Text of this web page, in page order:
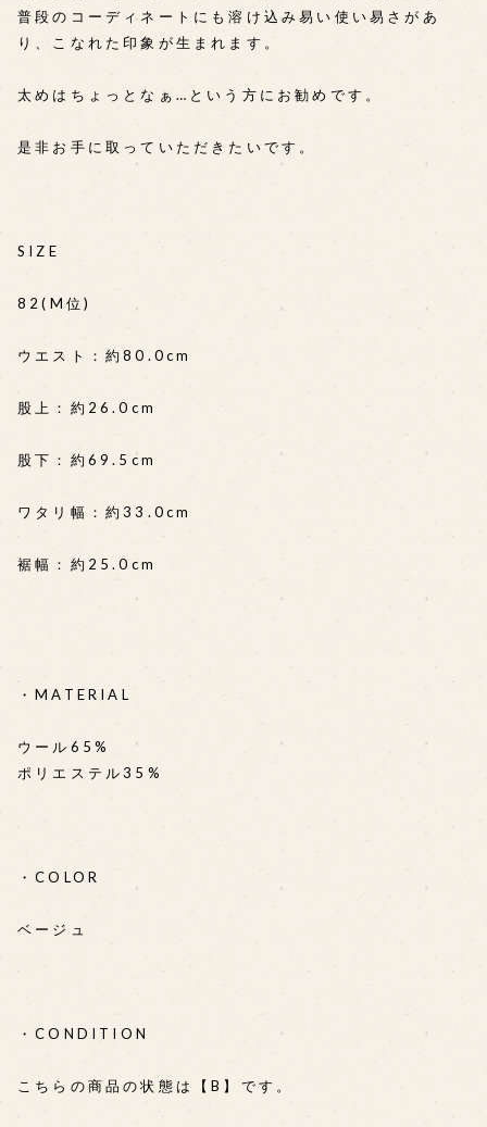
普段のコーディネートにも溶け込み易い使い易さがあ
り、こなれた印象が生まれます。
太めはちょっとなぁ…という方にお勧めです。
是非お手に取っていただきたいです。
SIZE
82(M位)
ウエスト：約80.0cm
股上：約26.0cm
股下：約69.5cm
ワタリ幅：約33.0cm
裾幅：約25.0cm
・MATERIAL
ウール65%
ポリエステル35%
・COLOR
ベージュ
・CONDITION
こちらの商品の状態は【B】です。